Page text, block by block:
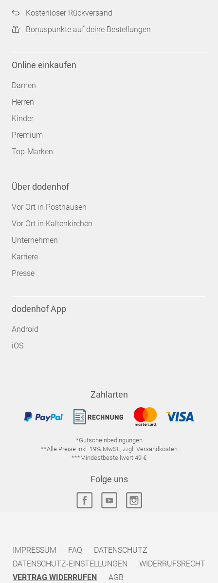
Kostenloser Rückversand
Bonuspunkte auf deine Bestellungen
Online einkaufen
Damen
Herren
Kinder
Premium
Top-Marken
Über dodenhof
Vor Ort in Posthausen
Vor Ort in Kaltenkirchen
Unternehmen
Karriere
Presse
dodenhof App
Android
iOS
Zahlarten
*Gutscheinbedingungen
**Alle Preise inkl. 19% MwSt., zzgl. Versandkosten
***Mindestbestellwert 49 €
Folge uns
IMPRESSUM FAQ
DATENSCHUTZ
DATENSCHUTZ-EINSTELLUNGEN
WIDERRUFSRECHT
VERTRAG WIDERRUFEN
AGB